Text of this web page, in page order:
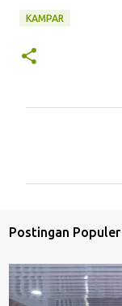
KAMPAR
n
a
r
Postingan Populer